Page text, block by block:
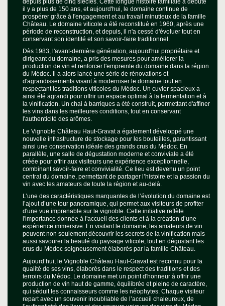
il y a plus de 150 ans, et aujourd'hui, le domaine continue de
prospérer grâce à l'engagement et au travail minutieux de la famille
Château. Le domaine viticole a été reconstitué en 1960, après une
période de reconstruction, et depuis, il n'a cessé d'évoluer tout en
conservant son identité et son savoir-faire traditionnel.
Dès 1983, l'avant-dernière génération, aujourd'hui propriétaire et
dirigeant du domaine, a pris des mesures pour améliorer la
production de vin et renforcer l'empreinte du domaine dans la région
du Médoc. Il a alors lancé une série de rénovations et
d'agrandissements visant à moderniser le domaine tout en
respectant les traditions viticoles du Médoc. Un cuvier spacieux a
ainsi été agrandi pour offrir un espace optimal à la fermentation et à
la vinification. Un chai à barriques a été construit, permettant d'affiner
les vins dans les meilleures conditions, tout en conservant
l'authenticité des arômes.
Le Vignoble Château Haut-Gravat a également développé une
nouvelle infrastructure de stockage pour les bouteilles, garantissant
ainsi une conservation idéale des grands crus du Médoc. En
parallèle, une salle de dégustation moderne et conviviale a été
créée pour offrir aux visiteurs une expérience exceptionnelle,
combinant savoir-faire et convivialité. Ce lieu est devenu un point
central du domaine, permettant de partager l’histoire et la passion du
vin avec les amateurs de toute la région et au-delà.
L’une des caractéristiques marquantes de l’évolution du domaine est
l’ajout d’une tour panoramique, qui permet aux visiteurs de profiter
d'une vue imprenable sur le vignoble. Cette initiative reflète
l'importance donnée à l'accueil des clients et à la création d’une
expérience immersive. En visitant le domaine, les amateurs de vin
peuvent non seulement découvrir les secrets de la vinification mais
aussi savourer la beauté du paysage viticole, tout en dégustant les
crus du Médoc soigneusement élaborés par la famille Château.
Aujourd’hui, le Vignoble Château Haut-Gravat est reconnu pour la
qualité de ses vins, élaborés dans le respect des traditions et des
terroirs du Médoc. Le domaine met un point d'honneur à offrir une
production de vin haut de gamme, équilibrée et pleine de caractère,
qui séduit les connaisseurs comme les néophytes. Chaque visiteur
repart avec un souvenir inoubliable de l’accueil chaleureux, de